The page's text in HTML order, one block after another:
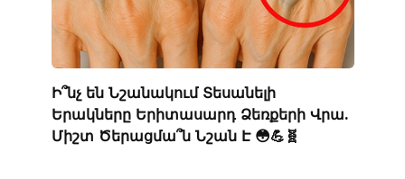
Ի՞նչ են Նշանակում Տեսանելի
Երակները Երիտասարդ Ձեռքերի Վրա.
Միշտ Ծերացմա՞ն Նշան Է 😳💪🧬